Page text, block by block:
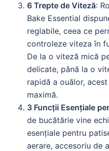
6 Trepte de Viteză:
Bake Essential
reglabile, ceea ce
controleze viteza în
De la o viteză mică
delicate, până la o
rapidă a ouălor,
maximă.
3 Funcții Esențiale
de bucătărie vine
esențiale pentru
aerare, accesoriu de